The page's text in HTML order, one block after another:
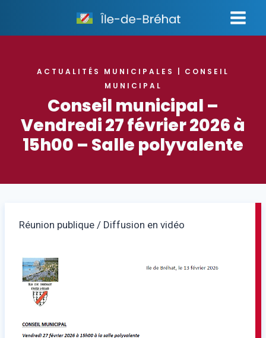
contenu
ACTUALITÉS MUNICIPALES
CONSEIL
MUNICIPAL
Conseil municipal –
Vendredi 27 février 2026 à
15h00 – Salle polyvalente
Réunion publique / Diffusion en vidéo